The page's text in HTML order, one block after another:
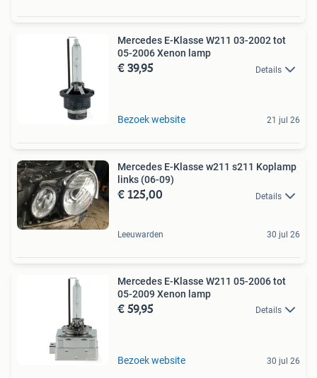
Mercedes E-Klasse W211 03-2002 tot
05-2006 Xenon lamp
€ 39,95 Details
Bezoek website 21 jul 26
Mercedes E-Klasse w211 s211 Koplamp
links (06-09)
€ 125,00 Details
Leeuwarden 30 jul 26
Mercedes E-Klasse W211 05-2006 tot
05-2009 Xenon lamp
€ 59,95 Details
Bezoek website 30 jul 26